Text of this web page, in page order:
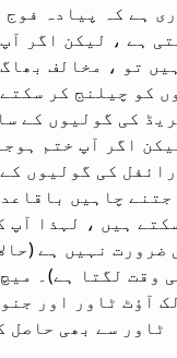
ہے کہ پیادہ
ہے ، لیکن اگر
تو ، مخالف
کو چیلنج کر
کی گولیوں کے
اگر آپ ختم
کی گولیوں
چاہیں
ہیں ، لہذا آپ
ضرورت نہیں ہے
وقت لگتا ہے)۔
آؤٹ ٹاور اور
ٹاور سے بھی حاصل